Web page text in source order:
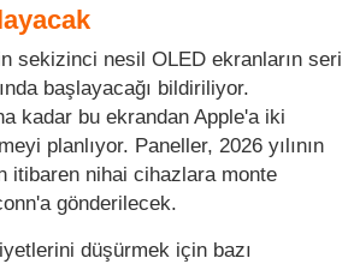
sekizinci nesil OLED ekranların seri
başlayacağı bildiriliyor.
kadar bu ekrandan Apple'a iki
planlıyor. Paneller, 2026 yılının
itibaren nihai cihazlara monte
gönderilecek.
düşürmek için bazı